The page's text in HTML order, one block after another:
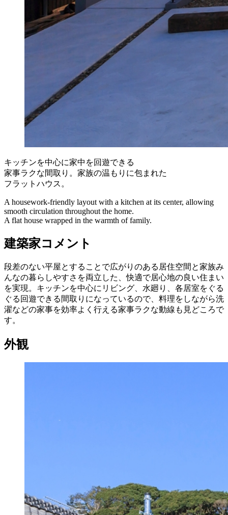
キッチンを中心に家中を回遊できる
家事ラクな間取り。家族の温もりに包まれた
フラットハウス。
A housework-friendly layout with a kitchen at its center, allowing
smooth circulation throughout the home.
A flat house wrapped in the warmth of family.
建築家コメント
段差のない平屋とすることで広がりのある居住空間と家族み
んなの暮らしやすさを両立した、快適で居心地の良い住まい
を実現。キッチンを中心にリビング、水廻り、各居室をぐる
ぐる回遊できる間取りになっているので、料理をしながら洗
濯などの家事を効率よく行える家事ラクな動線も見どころで
す。
外観